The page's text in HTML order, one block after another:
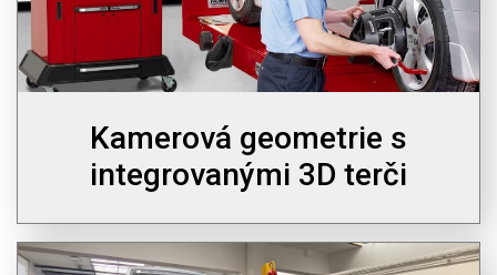
Kamerová geometrie s
integrovanými 3D terči